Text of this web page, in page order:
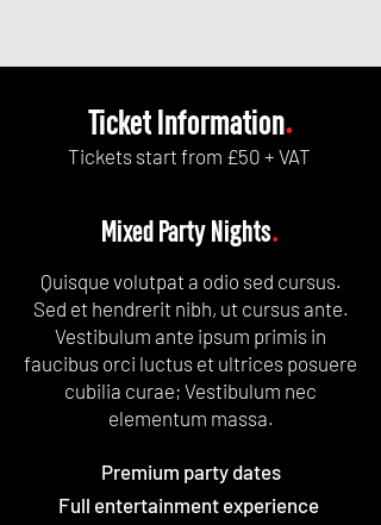
Ticket Information.
Tickets start from £50 + VAT
Mixed Party Nights.
Quisque volutpat a odio sed cursus.
Sed et hendrerit nibh, ut cursus ante.
Vestibulum ante ipsum primis in
faucibus orci luctus et ultrices posuere
cubilia curae; Vestibulum nec
elementum massa.
Premium party dates
Full entertainment experience